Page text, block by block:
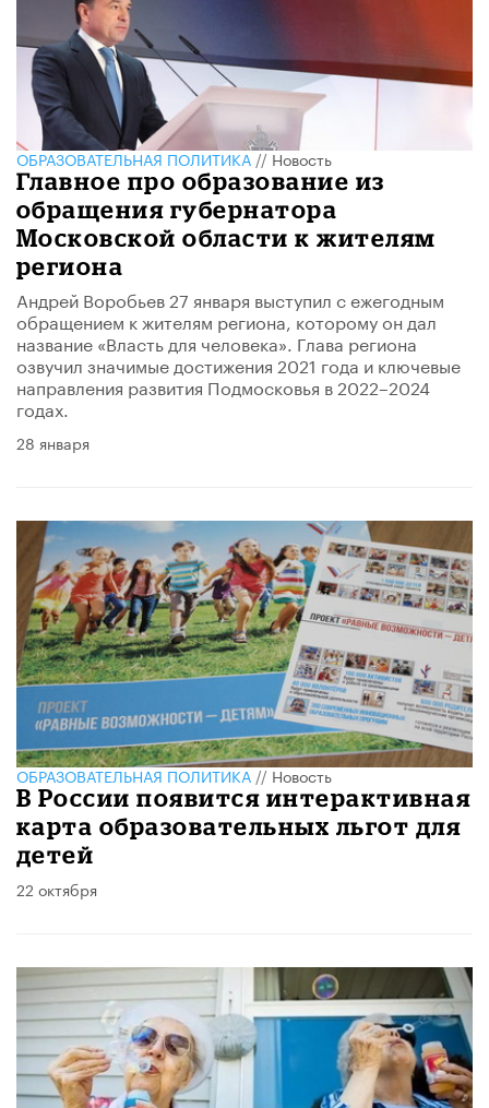
ОБРАЗОВАТЕЛЬНАЯ ПОЛИТИКА//Новость
Главное про образование из
обращения губернатора
Московской области к жителям
региона
Андрей Воробьев 27 января выступил с ежегодным
обращением к жителям региона, которому он дал
название «Власть для человека». Глава региона
озвучил значимые достижения 2021 года и ключевые
направления развития Подмосковья в 2022–2024
годах.
28 января
ОБРАЗОВАТЕЛЬНАЯ ПОЛИТИКА//Новость
В России появится интерактивная
карта образовательных льгот для
детей
22 октября